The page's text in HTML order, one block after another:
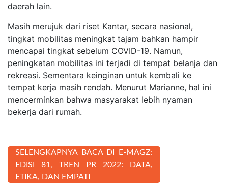
daerah lain.
Masih merujuk dari riset Kantar, secara nasional,
tingkat mobilitas meningkat tajam bahkan hampir
mencapai tingkat sebelum COVID-19. Namun,
peningkatan mobilitas ini terjadi di tempat belanja dan
rekreasi. Sementara keinginan untuk kembali ke
tempat kerja masih rendah. Menurut Marianne, hal ini
mencerminkan bahwa masyarakat lebih nyaman
bekerja dari rumah.
SELENGKAPNYA BACA DI E-MAGZ:
EDISI 81, TREN PR 2022: DATA,
ETIKA, DAN EMPATI